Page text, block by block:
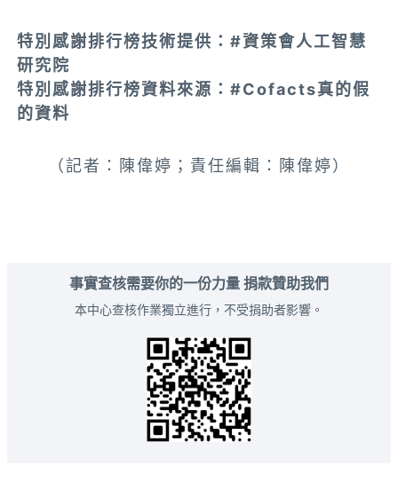
特別感謝排行榜技術提供：#資策會人工智慧
研究院
特別感謝排行榜資料來源：#Cofacts真的假
的資料
（記者：陳偉婷；責任編輯：陳偉婷）
事實查核需要你的一份力量 捐款贊助我們
本中心查核作業獨立進行，不受捐助者影響。